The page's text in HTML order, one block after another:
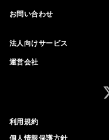
お問い合わせ
法人向けサービス
運営会社
利用規約
個人情報保護方針